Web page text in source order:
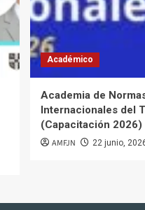
Académico
Academia de
Internacionales del
(Capacitación 2026)
AMFJN 22 junio,